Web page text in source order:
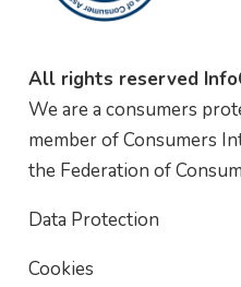
All rights reserved
We are a consumers
member of Consumers
the Federation of
Data Protection
Cookies